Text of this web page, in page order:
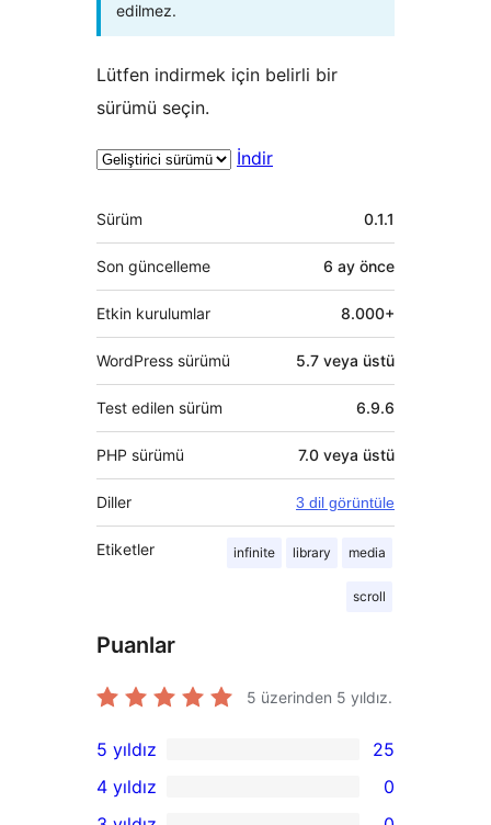
edilmez.
Lütfen indirmek için belirli bir
sürümü seçin.
İndir
Meta
Sürüm 0.1.1
Son güncelleme 6 ay önce
Etkin kurulumlar 8.000+
WordPress sürümü 5.7 veya üstü
Test edilen sürüm 6.9.6
PHP sürümü 7.0 veya üstü
Diller 3 dil görüntüle
Etiketler infinite library media
scroll
Puanlar
5 üzerinden 5 yıldız.
25
5
5 yıldız 25
4 yıldız
0